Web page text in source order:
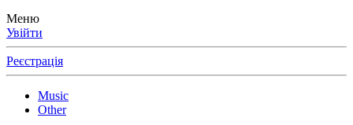
Меню
Увійти
Реєстрація
Music
Other